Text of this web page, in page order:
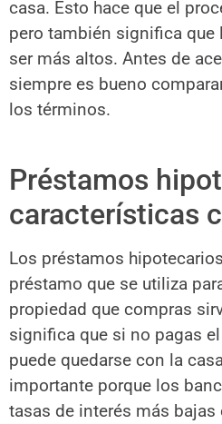
casa. Esto hace que el
pero también significa que
ser más altos. Antes de
siempre es bueno
los términos.
Préstamos
características
Los préstamos
préstamo que se utiliza
propiedad que compras
significa que si no pagas
puede quedarse con la
importante porque los
tasas de interés más